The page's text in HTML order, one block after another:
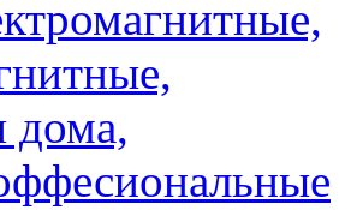
дома,